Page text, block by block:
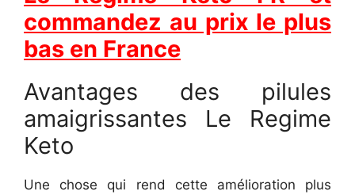
commandez au prix le plus
bas en France
Avantages des pilules
amaigrissantes Le Regime
Keto
Une chose qui rend cette amélioration plus